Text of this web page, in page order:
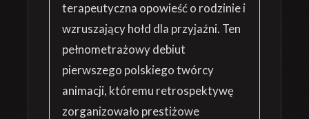
terapeutyczna opowieść o rodzinie i
wzruszający hołd dla przyjaźni. Ten
pełnometrażowy debiut
pierwszego polskiego twórcy
animacji, któremu retrospektywę
zorganizowało prestiżowe